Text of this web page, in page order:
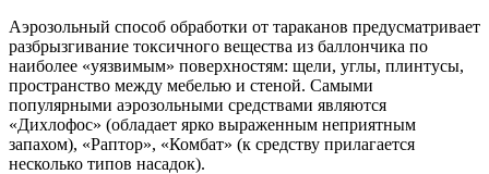
Аэрозольный способ обработки от тараканов предусматривает
разбрызгивание токсичного вещества из баллончика по
наиболее «уязвимым» поверхностям: щели, углы, плинтусы,
пространство между мебелью и стеной. Самыми
популярными аэрозольными средствами являются
«Дихлофос» (обладает ярко выраженным неприятным
запахом), «Раптор», «Комбат» (к средству прилагается
несколько типов насадок).